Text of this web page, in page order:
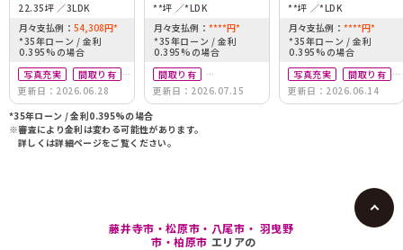
22.35坪
3LDK
月々支払例： 54,308円*
*35年ローン / 金利
0.395%の場合
写真充実
間取り有
リフォーム済
駅徒歩10分以内
更新日：2026.06.28
**坪
*LDK
月々支払例： ****円*
*35年ローン / 金利
0.395%の場合
間取り有
リフォーム済
更新日：2026.07.15
**坪
*LDK
月々支払例： ****円*
*35年ローン / 金利
0.395%の場合
写真充実
間取り有
南向き
更新日：2026.06.14
*35年ローン / 金利0.395%の場合
※審査により金利は変わる可能性があります。
詳しくは詳細ページをご覧ください。
藤井寺市・松原市・八尾市・ 羽曳野
市・柏原市 エリアの